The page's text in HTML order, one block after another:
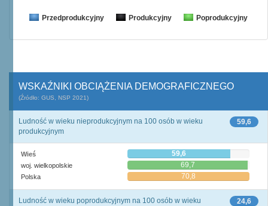
Przedprodukcyjny Produkcyjny Poprodukcyjny
WSKAŹNIKI OBCIĄŻENIA DEMOGRAFICZNEGO
(Źródło: GUS, NSP 2021)
59,6
Ludność w wieku nieprodukcyjnym na 100 osób w wieku
produkcyjnym
Wieś 59,6
woj. wielkopolskie 69,7
Polska 70,8
24,6
Ludność w wieku poprodukcyjnym na 100 osób w wieku